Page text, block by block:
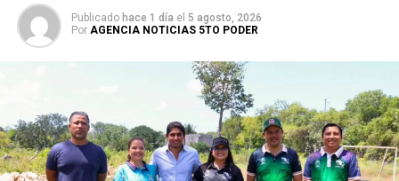
Publicado hace 1 día el 5 agosto, 2026
Por AGENCIA NOTICIAS 5TO PODER